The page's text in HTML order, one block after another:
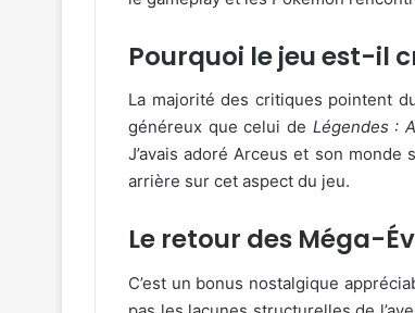
Pourquoi le jeu est-il
La majorité des critiques pointent
généreux que celui de Légendes :
J’avais adoré Arceus et son monde
arrière sur cet aspect du jeu.
Le retour des Méga-
C’est un bonus nostalgique